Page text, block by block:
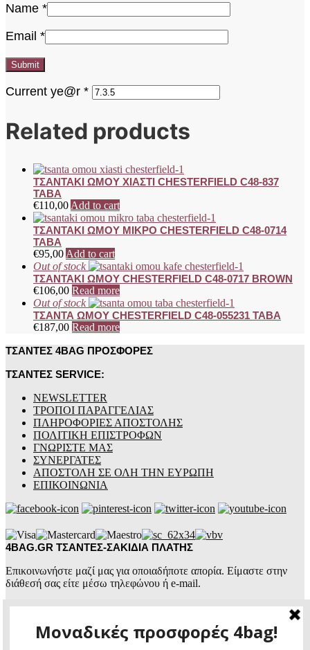
Name *
Email *
Current ye@r *
Related products
ΤΣΑΝΤΑΚΙ ΩΜΟΥ ΧΙΑΣΤΙ CHESTERFIELD C48-837
TABA
€110,00 Add to cart
ΤΣΑΝΤΑΚΙ ΩΜΟΥ ΜΙΚΡΟ CHESTERFIELD C48-0714
TABA
€95,00 Add to cart
Out of stock
ΤΣΑΝΤΑΚΙ ΩΜΟΥ CHESTERFIELD C48-0717 BROWN
€106,00 Read more
Out of stock
ΤΣΑΝΤΑ ΩΜΟΥ CHESTERFIELD C48-055231 TABA
€187,00 Read more
ΤΣΑΝΤΕΣ 4BAG ΠΡΟΣΦΟΡΕΣ
ΤΣΑΝΤΕΣ SERVICE:
NEWSLETTER
ΤΡΟΠΟΙ ΠΑΡΑΓΓΕΛΙΑΣ
ΠΛΗΡΟΦΟΡΙΕΣ ΑΠΟΣΤΟΛΗΣ
ΠΟΛΙΤΙΚΗ ΕΠΙΣΤΡΟΦΩΝ
ΓΝΩΡΙΣΤΕ ΜΑΣ
ΣΥΝΕΡΓΑΤΕΣ
ΑΠΟΣΤΟΛΗ ΣΕ ΟΛΗ ΤΗΝ ΕΥΡΩΠΗ
ΕΠΙΚΟΙΝΩΝΙΑ
4BAG.GR ΤΣΑΝΤΕΣ-ΣΑΚΙΔΙΑ ΠΛΑΤΗΣ
Επικοινωνήστε μαζί μας για οποιαδήποτε απορία. Είμαστε στην
διάθεσή σας είτε μέσω τηλεφώνου ή e-mail.
4BAG.GR
+30 2441 774460